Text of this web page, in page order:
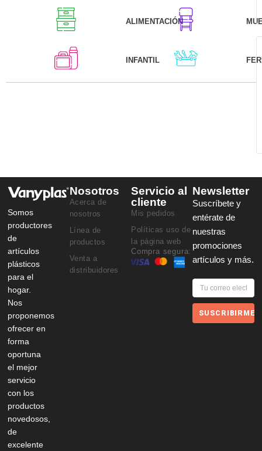
ALIMENTACIÓN
INFANTIL
Somos
productores
de
artículos
plásticos
para el
hogar.
Nos
proponemos
ofrecer en
forma
oportuna
el mejor
servicio
con los
productos
novedosos,
de
excelente
Nosotros
Acerca de
nosotros
Línea de
productos
Venta a
distribuidores
Servicio al
cliente
Mis pedidos
Políticas uso de
la página web
Compra segura:
Newsletter
Suscríbete y
entérate de
nuestras
promociones
artículos y más.
SUSCRIBIRME